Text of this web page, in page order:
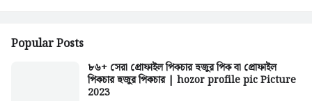
Popular Posts
৮৬+ সেরা প্রোফাইল পিকচার হুজুর পিক বা প্রোফাইল
পিকচার হুজুর পিকচার | hozor profile pic Picture
2023